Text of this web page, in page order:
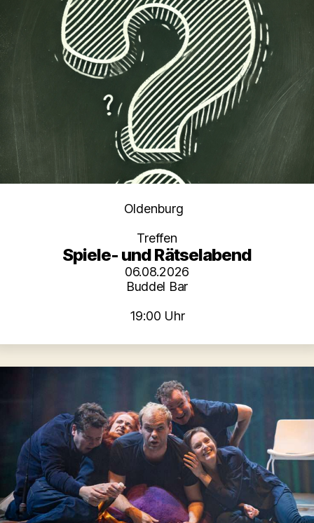
Kategorien
Oldenburg
Treffen
Spiele- und Rätselabend
06.08.2026
Buddel Bar
19:00 Uhr